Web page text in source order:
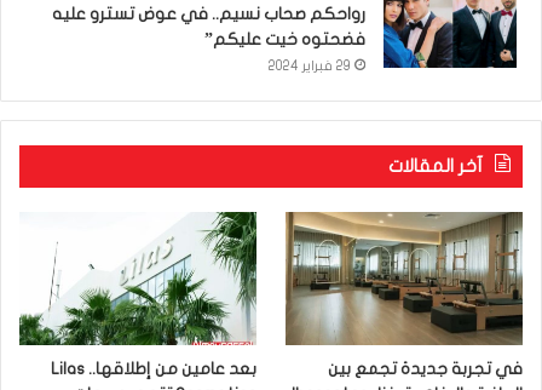
رواحكم صحاب نسيم.. في عوض تسترو عليه
فضحتوه خيت عليكم”
29 فبراير 2024
آخر المقالات
في تجربة جديدة تجمع بين
بعد عامين من إطلاقها.. Lilas